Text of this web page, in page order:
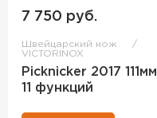
7 750 руб.
Швейцарский нож
VICTORINOX
Picknicker 2017 111мм
11 функций